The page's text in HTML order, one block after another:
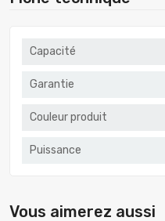
Capacité
Garantie
Couleur produit
Puissance
Vous aimerez aussi